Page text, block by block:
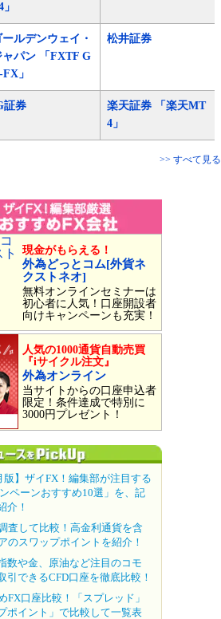
ールデンウェイ・
ャパン 「FXTF G
」
松井証券
証券
楽天証券 「楽天MT
4」
>> すべて見る
現金がもらえる！
外為どっとコム[外貨ネ
クストネオ]
無料オンラインセミナーは
初心者に人気！口座開設者
向けキャンペーンも充実！
人気の1000通貨自動売買
『iサイクル注文』
外為オンライン
当サイトからの口座申込者
限定！条件達成で特別に
3000円プレゼント！
版】ザイFX！編集部が注目する
ンペーンおすすめ10選」を、記
介！
査して比較！高金利通貨を含
のスワップポイントを紹介！
数や金、原油など注目のコモ
引できるCFD口座を徹底比較！
FX口座比較！「スプレッド」
ポイント」で比較して一覧表